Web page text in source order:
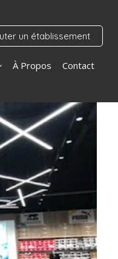
un établissement
À Propos Contact